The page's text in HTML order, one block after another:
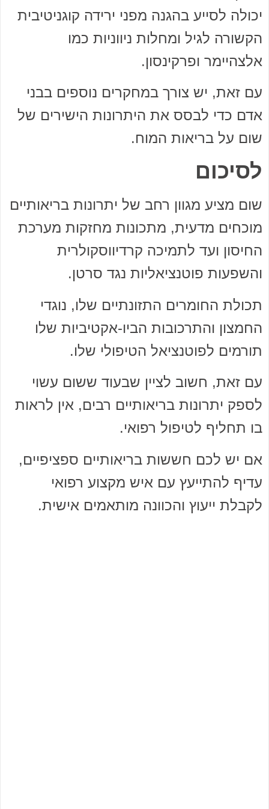
יכולה לסייע בהגנה מפני ירידה קוגניטיבית
הקשורה לגיל ומחלות ניווניות כמו
אלצהיימר ופרקינסון.
עם זאת, יש צורך במחקרים נוספים בבני
אדם כדי לבסס את היתרונות הישירים של
שום על בריאות המוח.
לסיכום
שום מציע מגוון רחב של יתרונות בריאותיים
מוכחים מדעית, מתכונות מחזקות מערכת
החיסון ועד לתמיכה קרדיווסקולרית
והשפעות פוטנציאליות נגד סרטן.
תכולת החומרים התזונתיים שלו, נוגדי
החמצון והתרכובות הביו-אקטיביות שלו
תורמים לפוטנציאל הטיפולי שלו.
עם זאת, חשוב לציין שבעוד ששום עשוי
לספק יתרונות בריאותיים רבים, אין לראות
בו תחליף לטיפול רפואי.
אם יש לכם חששות בריאותיים ספציפיים,
עדיף להתייעץ עם איש מקצוע רפואי
לקבלת ייעוץ והכוונה מותאמים אישית.